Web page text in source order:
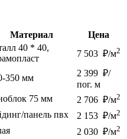
Материал
Цена
40 * 40,
7 503 ₽/м2
350 мм
2 399 ₽/
пог. м
75 мм 2 706 ₽/м2
панель пвх 2 153 ₽/м2
2 030 ₽/м2